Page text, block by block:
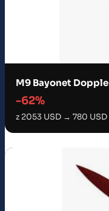
M9 Bayonet
-62%
z 2053 USD → 780 USD